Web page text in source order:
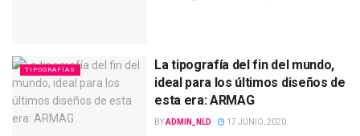
TIPOGRAFÍAS
La tipografía del fin del mundo,
ideal para los últimos diseños de
esta era: ARMAG
BYADMIN_NLD 17 JUNIO, 2020